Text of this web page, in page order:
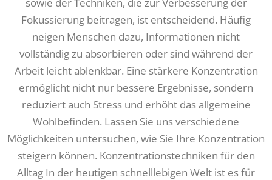
Fokussierung beitragen, ist entscheidend. Häufig
neigen Menschen dazu, Informationen nicht
vollständig zu absorbieren oder sind während der
Arbeit leicht ablenkbar. Eine stärkere Konzentration
ermöglicht nicht nur bessere Ergebnisse, sondern
reduziert auch Stress und erhöht das allgemeine
Wohlbefinden. Lassen Sie uns verschiedene
Möglichkeiten untersuchen, wie Sie Ihre Konzentration
steigern können. Konzentrationstechniken für den
Alltag In der heutigen schnelllebigen Welt ist es für